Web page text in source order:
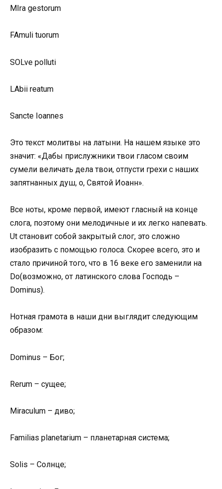
MIra gestorum
FAmuli tuorum
SOLve polluti
LAbii reatum
Sancte Ioannes
Это текст молитвы на латыни. На нашем языке это
значит: «Дабы прислужники твои гласом своим
сумели величать дела твои, отпусти грехи с наших
запятнанных душ, о, Святой Иоанн».
Все ноты, кроме первой, имеют гласный на конце
слога, поэтому они мелодичные и их легко напевать.
Ut становит собой закрытый слог, это сложно
изобразить с помощью голоса. Скорее всего, это и
стало причиной того, что в 16 веке его заменили на
Do(возможно, от латинского слова Господь –
Dominus).
Нотная грамота в наши дни выглядит следующим
образом:
Dominus – Бог;
Rerum – сущее;
Miraculum – диво;
Familias рlanetarium – планетарная система;
Solis – Солнце;